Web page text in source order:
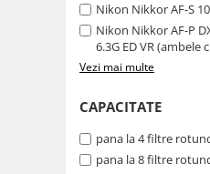
Lampi video
Stabilizatoare (Gimbal) / Steady
Accesorii diverse pt camere
Camere Video Cinematice
Nikon Nikkor AF-S
Nikon Nikkor AF-P
6.3G ED VR (ambele
Vezi mai multe
CAPACITATE
pana la 4 filtre
pana la 8 filtre